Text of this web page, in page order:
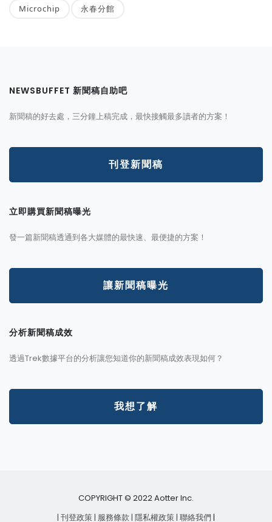
Microchip 永春分館
NEWSBUFFET 新聞稿自助吧
新聞稿的好去處，三分鐘上稿完成，最快接觸最多讀者的方案！
刊登新聞稿
立即購買新聞稿曝光
發一篇新聞稿透通到各大媒體的最快速、最便捷的方案！
讓新聞稿曝光
分析新聞稿成效
透過Trek數據平台的分析讓您知道你的新聞稿成效表現如何？
我想了解
COPYRIGHT © 2022 Aotter Inc.
| 刊登政策| 服務條款| 隱私權政策| 聯絡我們 |